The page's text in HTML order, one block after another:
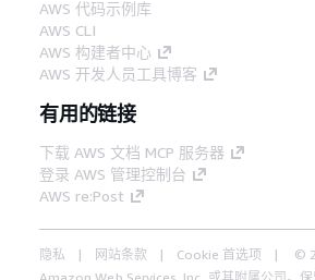
AWS 代码示例库
AWS CLI
AWS 构建者中心
AWS 开发人员工具博客
有用的链接
下载 AWS 文档 MCP 服务器
登录 AWS 管理控制台
AWS re:Post
隐私 网站条款 Cookie 首选项
©
Amazon Web Services, Inc. 或其附属公司。保